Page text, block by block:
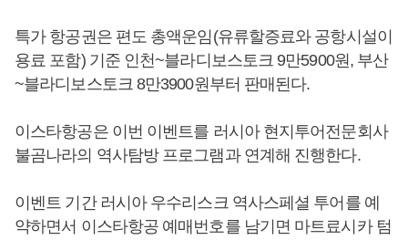
특가 항공권은 편도 총액운임(유류할증료와 공항시설이
용료 포함) 기준 인천~블라디보스토크 9만5900원, 부산
~블라디보스토크 8만3900원부터 판매된다.
이스타항공은 이번 이벤트를 러시아 현지투어전문회사
불곰나라의 역사탐방 프로그램과 연계해 진행한다.
이벤트 기간 러시아 우수리스크 역사스페셜 투어를 예
약하면서 이스타항공 예매번호를 남기면 마트료시카 텀